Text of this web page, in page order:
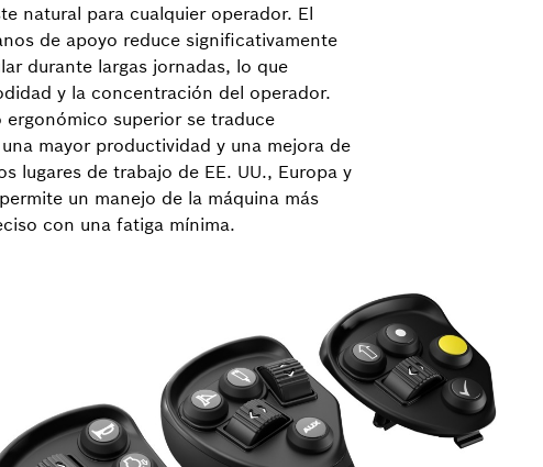
natural para cualquier operador. El
de apoyo reduce significativamente
durante largas jornadas, lo que
y la concentración del operador.
ergonómico superior se traduce
mayor productividad y una mejora de
lugares de trabajo de EE. UU., Europa y
un manejo de la máquina más
con una fatiga mínima.